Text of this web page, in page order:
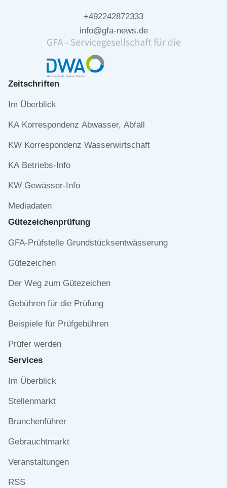
+492242872333
info@gfa-news.de
Zeitschriften
Navigation
Im Überblick
KA Korrespondenz Abwasser, Abfall
KW Korrespondenz Wasserwirtschaft
KA Betriebs-Info
KW Gewässer-Info
Mediadaten
Gütezeichen­prüfung
Navigation
GFA-Prüfstelle Grundstücksentwässerung
Gütezeichen
Der Weg zum Gütezeichen
Gebühren für die Prüfung
Beispiele für Prüfgebühren
Prüfer werden
Services
Navigation
Im Überblick
Stellenmarkt
Branchenführer
Gebrauchtmarkt
Veranstaltungen
RSS